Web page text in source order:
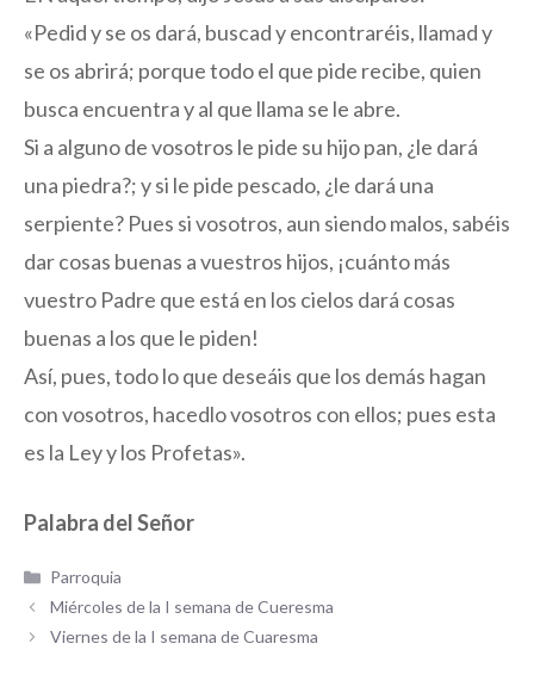
«Pedid y se os dará, buscad y encontraréis, llamad y
se os abrirá; porque todo el que pide recibe, quien
busca encuentra y al que llama se le abre.
Si a alguno de vosotros le pide su hijo pan, ¿le dará
una piedra?; y si le pide pescado, ¿le dará una
serpiente? Pues si vosotros, aun siendo malos, sabéis
dar cosas buenas a vuestros hijos, ¡cuánto más
vuestro Padre que está en los cielos dará cosas
buenas a los que le piden!
Así, pues, todo lo que deseáis que los demás hagan
con vosotros, hacedlo vosotros con ellos; pues esta
es la Ley y los Profetas».
Palabra del Señor
Categorías
Parroquia
Miércoles de la I semana de Cueresma
Viernes de la I semana de Cuaresma